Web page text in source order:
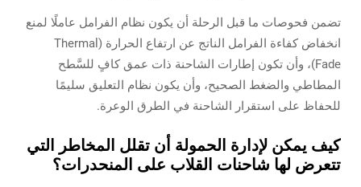
تضمن فحوصات ما قبل الرحلة أن يكون نظام الفرامل عاملًا لمنع
انخفاض كفاءة الفرامل الناتج عن ارتفاع الحرارة (Thermal
Fade)، وأن تكون إطارات الشاحنة ذات عمق كافٍ للسَّطح
المطاطي والضغط الصحيح، وأن يكون نظام التعليق سليمًا
للحفاظ على استقرار الشاحنة في الطرق الوعرة.
كيف يمكن لإدارة الحمولة أن تقلل المخاطر التي
تتعرض لها شاحنات القلاب على المنحدرات؟